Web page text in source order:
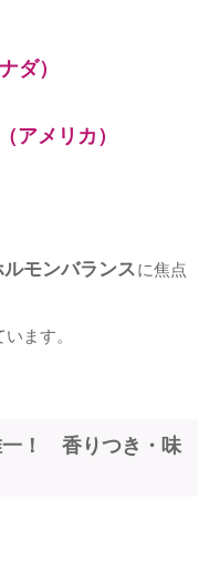
ダ）
アメリカ）
モンバランスに焦点
ます。
一！ 香りつき・味